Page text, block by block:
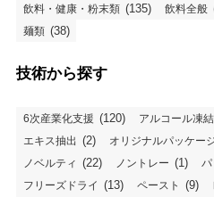
飲料・健康・粉末類 (135) 飲料全般
麺類 (38)
技術から探す
6次産業化支援 (120) アルコール凍結
エキス抽出 (2) オリジナルパッケー
ノベルティ (22) ノントレー (1)
フリーズドライ (13) ペースト (9)